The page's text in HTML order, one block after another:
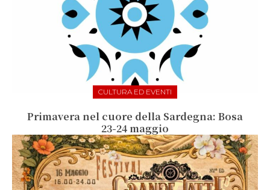
CULTURA ED EVENTI
Primavera nel cuore della Sardegna: Bosa
23-24 maggio